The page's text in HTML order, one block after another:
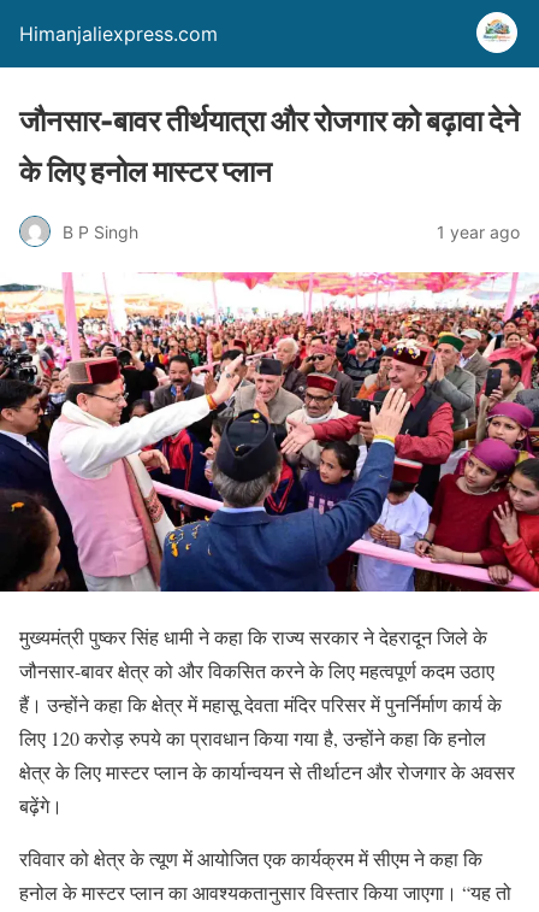
Himanjaliexpress.com
जौनसार-बावर तीर्थयात्रा और रोजगार को बढ़ावा देने
के लिए हनोल मास्टर प्लान
B P Singh 1 year ago
मुख्यमंत्री पुष्कर सिंह धामी ने कहा कि राज्य सरकार ने देहरादून जिले के
जौनसार-बावर क्षेत्र को और विकसित करने के लिए महत्वपूर्ण कदम उठाए
हैं। उन्होंने कहा कि क्षेत्र में महासू देवता मंदिर परिसर में पुनर्निर्माण कार्य के
लिए 120 करोड़ रुपये का प्रावधान किया गया है, उन्होंने कहा कि हनोल
क्षेत्र के लिए मास्टर प्लान के कार्यान्वयन से तीर्थाटन और रोजगार के अवसर
बढ़ेंगे।
रविवार को क्षेत्र के त्यूण में आयोजित एक कार्यक्रम में सीएम ने कहा कि
हनोल के मास्टर प्लान का आवश्यकतानुसार विस्तार किया जाएगा। “यह तो